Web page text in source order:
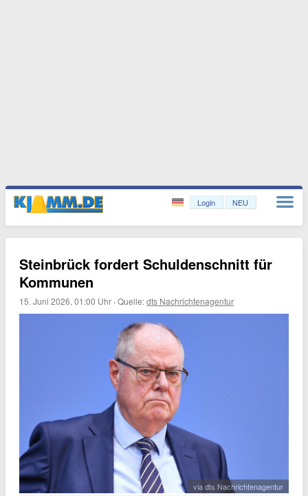
Login NEU
Steinbrück fordert Schuldenschnitt für
Kommunen
15. Juni 2026, 01:00 Uhr ·Quelle:dts Nachrichtenagentur
via dts Nachrichtenagentur